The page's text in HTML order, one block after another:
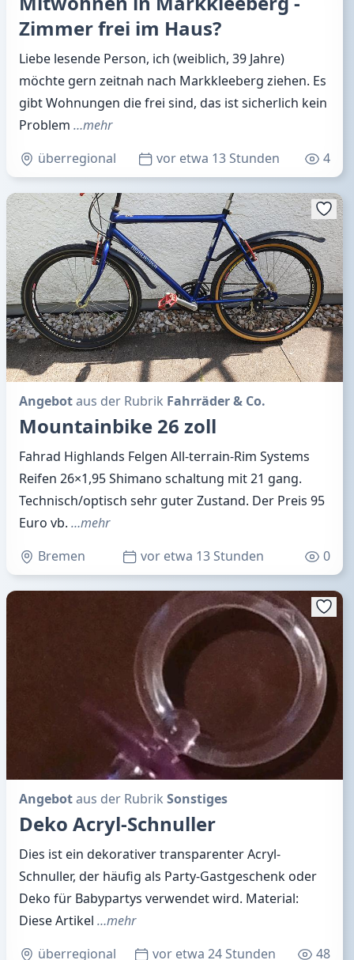
Zimmer frei im Haus?
Liebe lesende Person, ich (weiblich, 39 Jahre)
möchte gern zeitnah nach Markkleeberg ziehen. Es
gibt Wohnungen die frei sind, das ist sicherlich kein
Problem …mehr
überregional
vor etwa 13 Stunden 4
Angebotaus der Rubrik Fahrräder & Co.
Mountainbike 26 zoll
Fahrad Highlands Felgen All-terrain-Rim Systems
Reifen 26×1,95 Shimano schaltung mit 21 gang.
Technisch/optisch sehr guter Zustand. Der Preis 95
Euro vb. …mehr
Bremen
vor etwa 13 Stunden 0
Angebotaus der Rubrik Sonstiges
Deko Acryl-Schnuller
Dies ist ein dekorativer transparenter Acryl-
Schnuller, der häufig als Party-Gastgeschenk oder
Deko für Babypartys verwendet wird. Material:
Diese Artikel …mehr
überregional
vor etwa 24 Stunden 48